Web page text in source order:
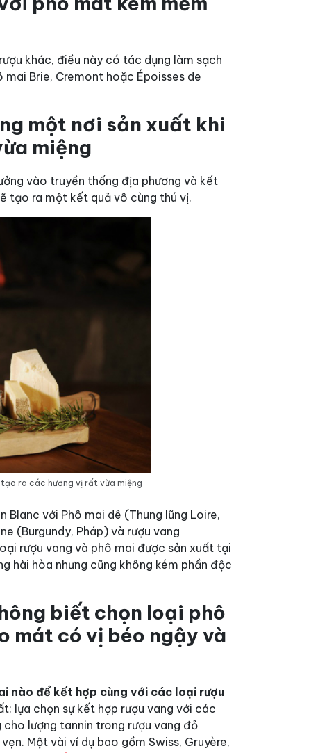
khác, điều này có tác dụng làm sạch
Brie, Cremont hoặc Époisses de
một nơi sản xuất khi
miệng
vào truyền thống địa phương và kết
tạo ra một kết quả vô cùng thú vị.
ra các hương vị rất vừa miệng
Blanc với Phô mai dê (Thung lũng Loire,
(Burgundy, Pháp) và rượu vang
rượu vang và phô mai được sản xuất tại
hài hòa nhưng cũng không kém phần độc
biết chọn loại phô
mát có vị béo ngậy và
nào để kết hợp cùng với các loại rượu
lựa chọn sự kết hợp rượu vang với các
lượng tannin trong rượu vang đỏ
Một vài ví dụ bao gồm Swiss, Gruyère,